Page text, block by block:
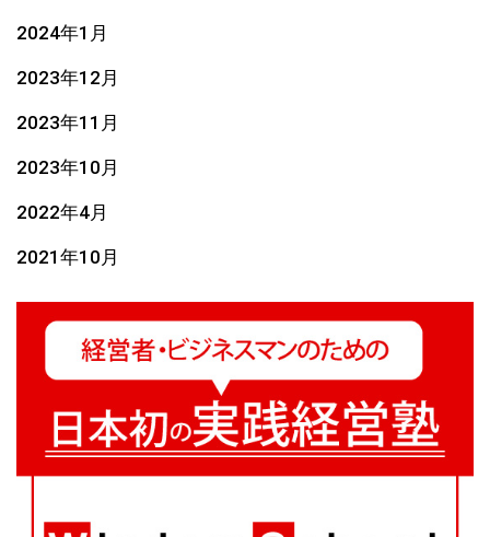
2024年1月
2023年12月
2023年11月
2023年10月
2022年4月
2021年10月